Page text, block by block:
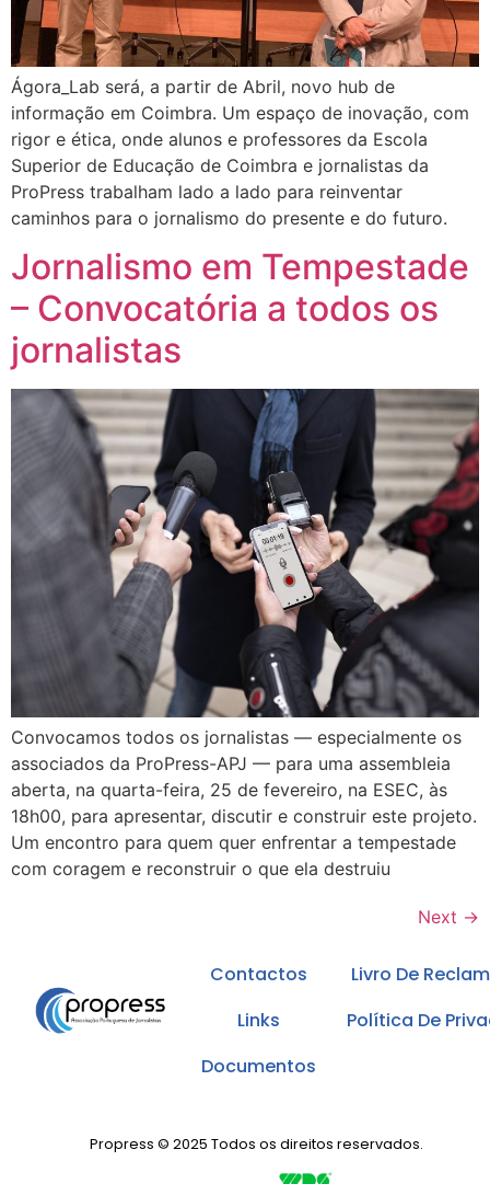
Ágora_Lab será, a partir de Abril, novo hub de
informação em Coimbra. Um espaço de inovação, com
rigor e ética, onde alunos e professores da Escola
Superior de Educação de Coimbra e jornalistas da
ProPress trabalham lado a lado para reinventar
caminhos para o jornalismo do presente e do futuro.
Jornalismo em Tempestade
– Convocatória a todos os
jornalistas
Convocamos todos os jornalistas — especialmente os
associados da ProPress-APJ — para uma assembleia
aberta, na quarta-feira, 25 de fevereiro, na ESEC, às
18h00, para apresentar, discutir e construir este projeto.
Um encontro para quem quer enfrentar a tempestade
com coragem e reconstruir o que ela destruiu
Next →
Contactos
Links
Documentos
Livro De
Política De
Propress © 2025 Todos os direitos reservados.